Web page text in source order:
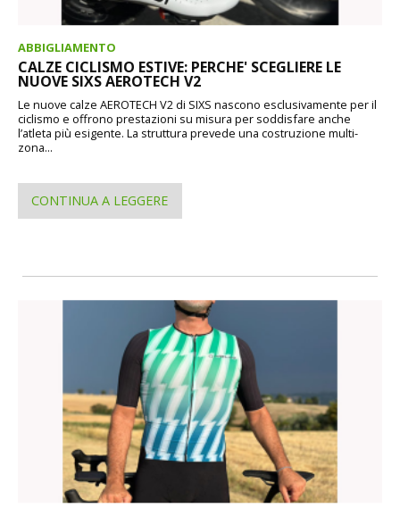
ABBIGLIAMENTO
CALZE CICLISMO ESTIVE: PERCHE' SCEGLIERE LE
NUOVE SIXS AEROTECH V2
Le nuove calze AEROTECH V2 di SIXS nascono esclusivamente per il
ciclismo e offrono prestazioni su misura per soddisfare anche
l’atleta più esigente. La struttura prevede una costruzione multi-
zona...
CONTINUA A LEGGERE